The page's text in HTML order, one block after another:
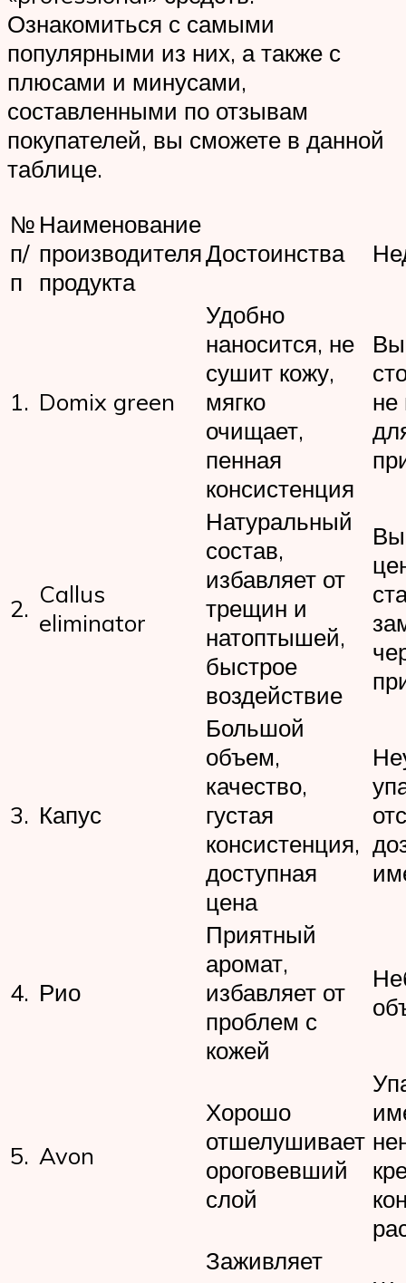
Ознакомиться с самыми
популярными из них, а также с
плюсами и минусами,
составленными по отзывам
покупателей, вы сможете в данной
таблице.
№
п/
п
Наименование
производителя
продукта
Достоинства
1. Domix green
Удобно
наносится, не
сушит кожу,
мягко
очищает,
пенная
консистенция
не
2. Callus
eliminator
Натуральный
состав,
избавляет от
трещин и
натоптышей,
быстрое
воздействие
3. Капус
Большой
объем,
качество,
густая
консистенция,
доступная
цена
4. Рио
Приятный
аромат,
избавляет от
проблем с
кожей
5. Avon
Хорошо
отшелушивает
ороговевший
слой
Заживляет